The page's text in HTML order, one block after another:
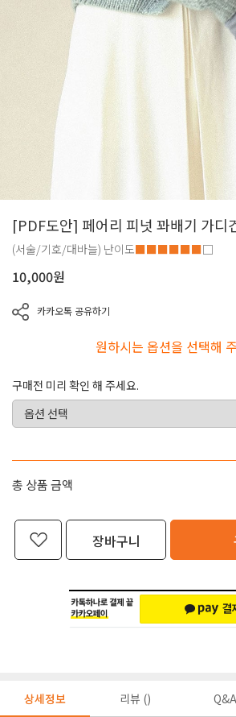
[PDF도안] 페어리 피넛 꽈배기 가디
(서술/기호/대바늘) 난이도■■■■■■□
10,000원
카카오톡 공유하기
원하시는 옵션을 선택해
구매전 미리 확인 해 주세요.
총 상품 금액
장바구니
상세정보 리뷰 () Q&A